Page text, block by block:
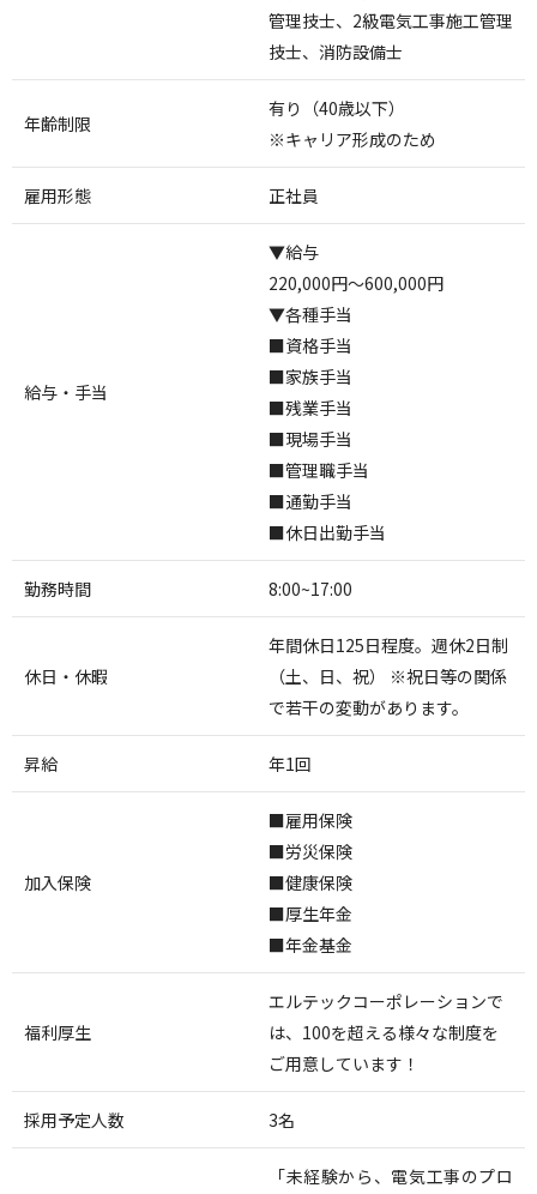
管理技士、2級電気工事施工管理
技士、 消防設備士
年齢制限
有り（40歳以下）
※キャリア形成のため
雇用形態 正社員
給与・手当
▼給与
220,000円～600,000円
▼各種手当
■資格手当
■家族手当
■残業手当
■現場手当
■管理職手当
■通勤手当
■休日出勤手当
勤務時間 8:00~17:00
休日・休暇
年間休日125日程度。週休2日制
（土、日、祝） ※祝日等の関係
で若干の変動があります。
昇給 年1回
加入保険
■雇用保険
■労災保険
■健康保険
■厚生年金
■年金基金
福利厚生
エルテックコーポレーションで
は、100を超える様々な制度を
ご用意しています！
採用予定人数 3名
「未経験から、電気工事のプロ